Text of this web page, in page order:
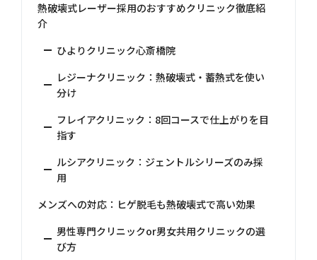
熱破壊式レーザー採用のおすすめクリニック徹底紹
介
ひよりクリニック心斎橋院
レジーナクリニック：熱破壊式・蓄熱式を使い
分け
フレイアクリニック：8回コースで仕上がりを目
指す
ルシアクリニック：ジェントルシリーズのみ採
用
メンズへの対応：ヒゲ脱毛も熱破壊式で高い効果
男性専門クリニックor男女共用クリニックの選
び方